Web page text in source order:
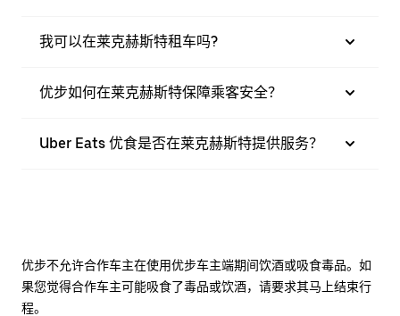
我可以在莱克赫斯特租车吗?
优步如何在莱克赫斯特保障乘客安全？
Uber Eats 优食是否在莱克赫斯特提供服务？
优步不允许合作车主在使用优步车主端期间饮酒或吸食毒品。如
果您觉得合作车主可能吸食了毒品或饮酒，请要求其马上结束行
程。